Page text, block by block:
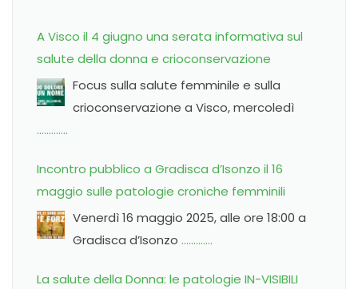
A Visco il 4 giugno una serata informativa sul
salute della donna e crioconservazione
Focus sulla salute femminile e sulla
crioconservazione a Visco, mercoledì
………….
Incontro pubblico a Gradisca d’Isonzo il 16
maggio sulle patologie croniche femminili
Venerdì 16 maggio 2025, alle ore 18:00 a
Gradisca d’Isonzo ………….
La salute della Donna: le patologie IN-VISIBILI